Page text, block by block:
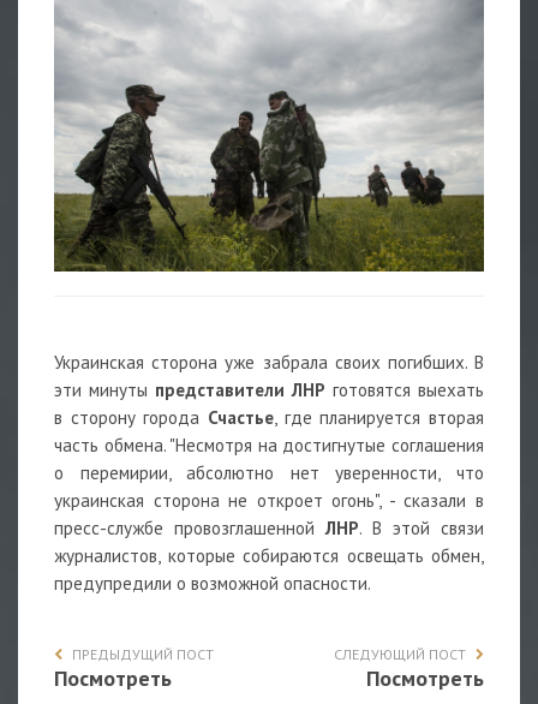
Украинская сторона уже забрала своих погибших. В
эти минуты представители ЛНР готовятся выехать
в сторону города Счастье, где планируется вторая
часть обмена. "Несмотря на достигнутые соглашения
о перемирии, абсолютно нет уверенности, что
украинская сторона не откроет огонь", - сказали в
пресс-службе провозглашенной ЛНР. В этой связи
журналистов, которые собираются освещать обмен,
предупредили о возможной опасности.
ПРЕДЫДУЩИЙ ПОСТ
Посмотреть
СЛЕДУЮЩИЙ ПОСТ
Посмотреть